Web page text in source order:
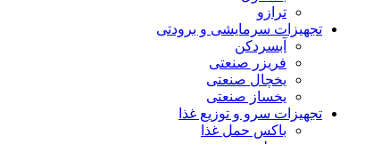
ترازو
تجهیزات سرمایشی و برودتی
آبسردکن
فریزر صنعتی
یخچال صنعتی
یخساز صنعتی
تجهیزات سرو و توزیع غذا
باکس حمل غذا